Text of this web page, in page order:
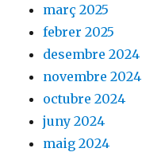
març 2025
febrer 2025
desembre 2024
novembre 2024
octubre 2024
juny 2024
maig 2024